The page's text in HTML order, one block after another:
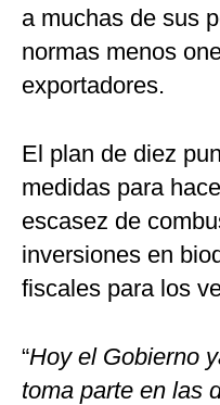
a muchas de sus
normas menos
exportadores.
El plan de diez
medidas para
escasez de
inversiones en
fiscales para los
“Hoy el Gobierno
toma parte en las